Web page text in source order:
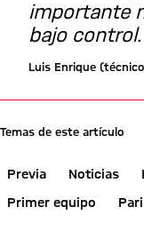
importante
bajo control.
Luis Enrique
Temas de este artículo
Previa Noticias
Primer equipo